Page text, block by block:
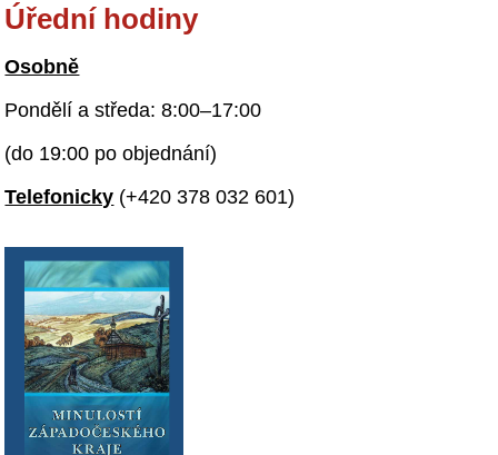
Úřední hodiny
Osobně
Pondělí a středa: 8:00–17:00
(do 19:00 po objednání)
Telefonicky (+420 378 032 601)